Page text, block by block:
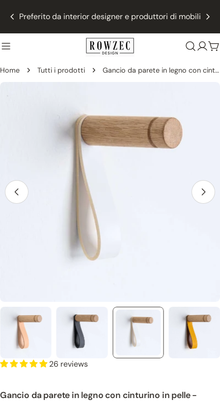
contenuto
Preferito da interior designer e produttori di mobili
Home Tutti i prodotti Gancio da parete in legno con cinturino in pelle - Gancio appendiabiti per l'ingresso - Naturale
Media 11 in finestra modale
26 reviews
Gancio da parete in legno con cinturino in pelle -